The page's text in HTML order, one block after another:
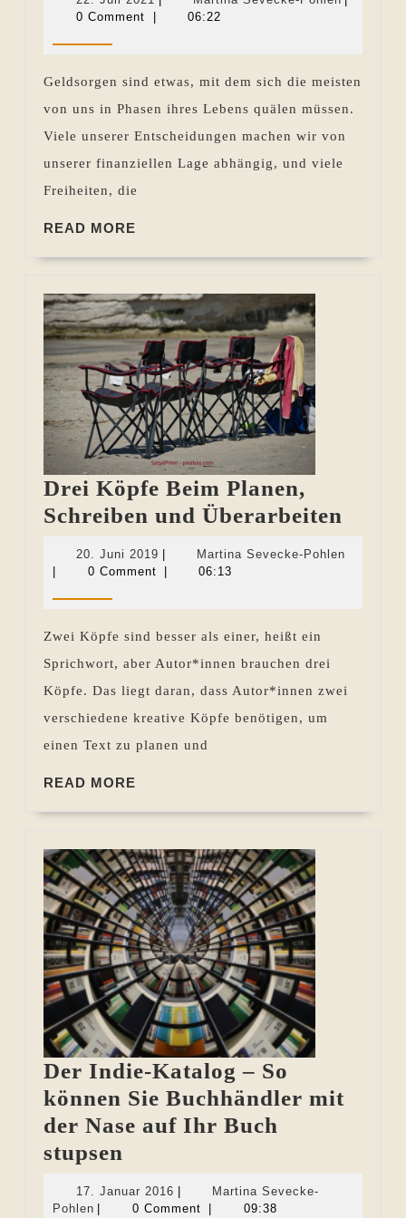
Juli
0 Comment
| 06:22
Geldsorgen sind etwas, mit dem sich die meisten
von uns in Phasen ihres Lebens quälen müssen.
Viele unserer Entscheidungen machen wir von
unserer finanziellen Lage abhängig, und viele
Freiheiten, die
READ MORE
Drei Köpfe Beim Planen,
Schreiben und Überarbeiten
20. Juni 2019 20.
Juni
Martina Sevecke-Pohlen
0 Comment 06:13
Zwei Köpfe sind besser als einer, heißt ein
Sprichwort, aber Autor*innen brauchen drei
Köpfe. Das liegt daran, dass Autor*innen zwei
verschiedene kreative Köpfe benötigen, um
einen Text zu planen und
READ MORE
Der Indie-Katalog – So
können Sie Buchhändler mit
der Nase auf Ihr Buch
stupsen
Katalog
17. Januar 2016 17.
Januar
Martina Sevecke-
Pohlen Martina0 Comment 09:38